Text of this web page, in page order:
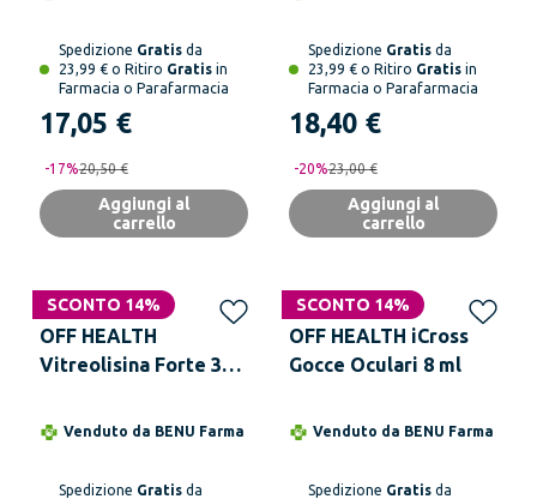
Spedizione Gratis da
23,99 € o Ritiro Gratis in
Farmacia o Parafarmacia
17,05 €
-17%20,50 €
Aggiungi al
carrello
Spedizione Gratis da
23,99 € o Ritiro Gratis in
Farmacia o Parafarmacia
18,40 €
-20%23,00 €
Aggiungi al
carrello
SCONTO 14%
OFF HEALTH
Vitreolisina Forte 30
Venduto da BENU Farma
Spedizione Gratis da
SCONTO 14%
OFF HEALTH iCross
Gocce Oculari 8 ml
Venduto da BENU Farma
Spedizione Gratis da